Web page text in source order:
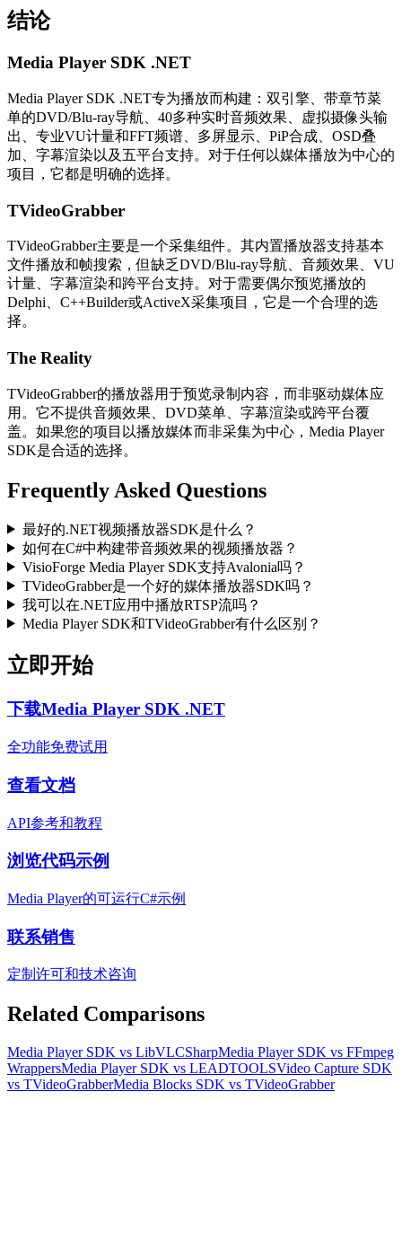
结论
Media Player SDK .NET
Media Player SDK .NET专为播放而构建：双引擎、带章节菜
单的DVD/Blu-ray导航、40多种实时音频效果、虚拟摄像头输
出、专业VU计量和FFT频谱、多屏显示、PiP合成、OSD叠
加、字幕渲染以及五平台支持。对于任何以媒体播放为中心的
项目，它都是明确的选择。
TVideoGrabber
TVideoGrabber主要是一个采集组件。其内置播放器支持基本
文件播放和帧搜索，但缺乏DVD/Blu-ray导航、音频效果、VU
计量、字幕渲染和跨平台支持。对于需要偶尔预览播放的
Delphi、C++Builder或ActiveX采集项目，它是一个合理的选
择。
The Reality
TVideoGrabber的播放器用于预览录制内容，而非驱动媒体应
用。它不提供音频效果、DVD菜单、字幕渲染或跨平台覆
盖。如果您的项目以播放媒体而非采集为中心，Media Player
SDK是合适的选择。
Frequently Asked Questions
最好的.NET视频播放器SDK是什么？
如何在C#中构建带音频效果的视频播放器？
VisioForge Media Player SDK支持Avalonia吗？
TVideoGrabber是一个好的媒体播放器SDK吗？
我可以在.NET应用中播放RTSP流吗？
Media Player SDK和TVideoGrabber有什么区别？
立即开始
下载Media Player SDK .NET
全功能免费试用
查看文档
API参考和教程
浏览代码示例
Media Player的可运行C#示例
联系销售
定制许可和技术咨询
Related Comparisons
Media Player SDK vs LibVLCSharpMedia Player SDK vs FFmpeg
WrappersMedia Player SDK vs LEADTOOLSVideo Capture SDK
vs TVideoGrabberMedia Blocks SDK vs TVideoGrabber